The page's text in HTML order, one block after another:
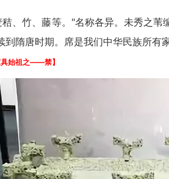
、藤等。"名称各异。未秀之苇
隋唐时期。席是我们中华民族所有家
具始祖之——禁】